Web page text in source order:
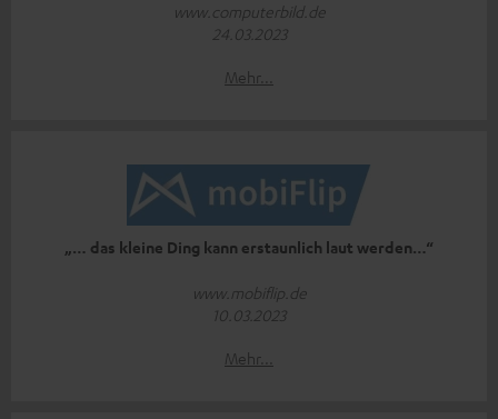
www.computerbild.de
24.03.2023
Mehr...
„… das kleine Ding kann erstaunlich laut werden…“
www.mobiflip.de
10.03.2023
Mehr...